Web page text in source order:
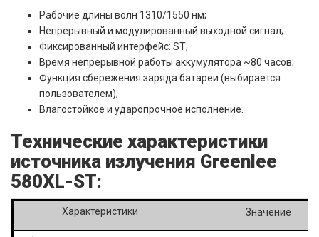
Рабочие длины волн 1310/1550 нм;
Непрерывный и модулированный выходной сигнал;
Фиксированный интерфейс: ST;
Время непрерывной работы аккумулятора ~80 часов;
Функция сбережения заряда батареи (выбирается
пользователем);
Влагостойкое и ударопрочное исполнение.
Технические характеристики
источника излучения Greenlee
580XL-ST:
Характеристики Значение